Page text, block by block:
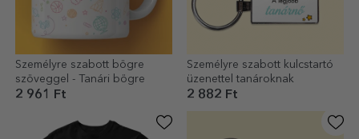
Személyre szabott bögre
szöveggel - Tanári bögre
2 961 Ft
Személyre szabott kulcstartó
üzenettel tanároknak
2 882 Ft